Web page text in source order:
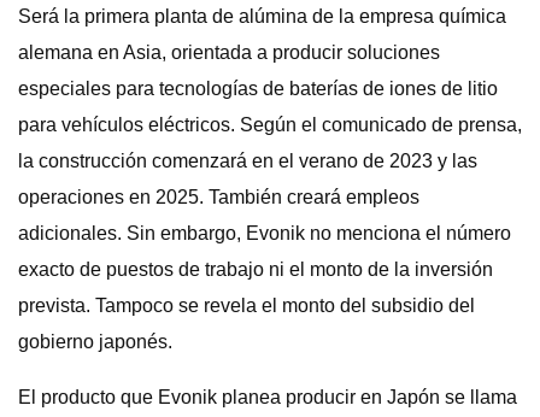
Será la primera planta de alúmina de la empresa química
alemana en Asia, orientada a producir soluciones
especiales para tecnologías de baterías de iones de litio
para vehículos eléctricos. Según el comunicado de prensa,
la construcción comenzará en el verano de 2023 y las
operaciones en 2025. También creará empleos
adicionales. Sin embargo, Evonik no menciona el número
exacto de puestos de trabajo ni el monto de la inversión
prevista. Tampoco se revela el monto del subsidio del
gobierno japonés.
El producto que Evonik planea producir en Japón se llama